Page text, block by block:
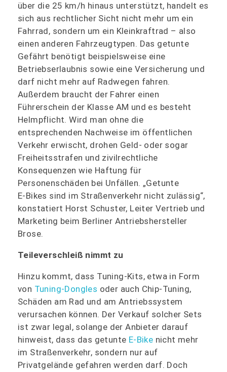
über die 25 km/h hinaus unterstützt, handelt es
sich aus rechtlicher Sicht nicht mehr um ein
Fahrrad, sondern um ein Kleinkraftrad – also
einen anderen Fahrzeugtypen. Das getunte
Gefährt benötigt beispielsweise eine
Betriebserlaubnis sowie eine Versicherung und
darf nicht mehr auf Radwegen fahren.
Außerdem braucht der Fahrer einen
Führerschein der Klasse AM und es besteht
Helmpflicht. Wird man ohne die
entsprechenden Nachweise im öffentlichen
Verkehr erwischt, drohen Geld- oder sogar
Freiheitsstrafen und zivilrechtliche
Konsequenzen wie Haftung für
Personenschäden bei Unfällen. „Getunte
E‑Bikes sind im Straßenverkehr nicht zulässig“,
konstatiert Horst Schuster, Leiter Vertrieb und
Marketing beim Berliner Antriebshersteller
Brose.
Teileverschleiß nimmt zu
Hinzu kommt, dass Tuning-Kits, etwa in Form
von Tuning-Dongles oder auch Chip-Tuning,
Schäden am Rad und am Antriebssystem
verursachen können. Der Verkauf solcher Sets
ist zwar legal, solange der Anbieter darauf
hinweist, dass das getunte E‑Bike nicht mehr
im Straßenverkehr, sondern nur auf
Privatgelände gefahren werden darf. Doch